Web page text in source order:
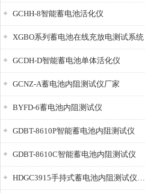
GCHH-8智能蓄电池活化仪
XGBO系列蓄电池在线充放电测试系统
GCDH-D智能蓄电池单体活化仪
GCNZ-A蓄电池内阻测试仪厂家
BYFD-6蓄电池内阻测试仪
GDBT-8610P智能蓄电池内阻测试仪
GDBT-8610C智能蓄电池内阻测试仪
HDGC3915手持式蓄电池内阻测试仪厂家